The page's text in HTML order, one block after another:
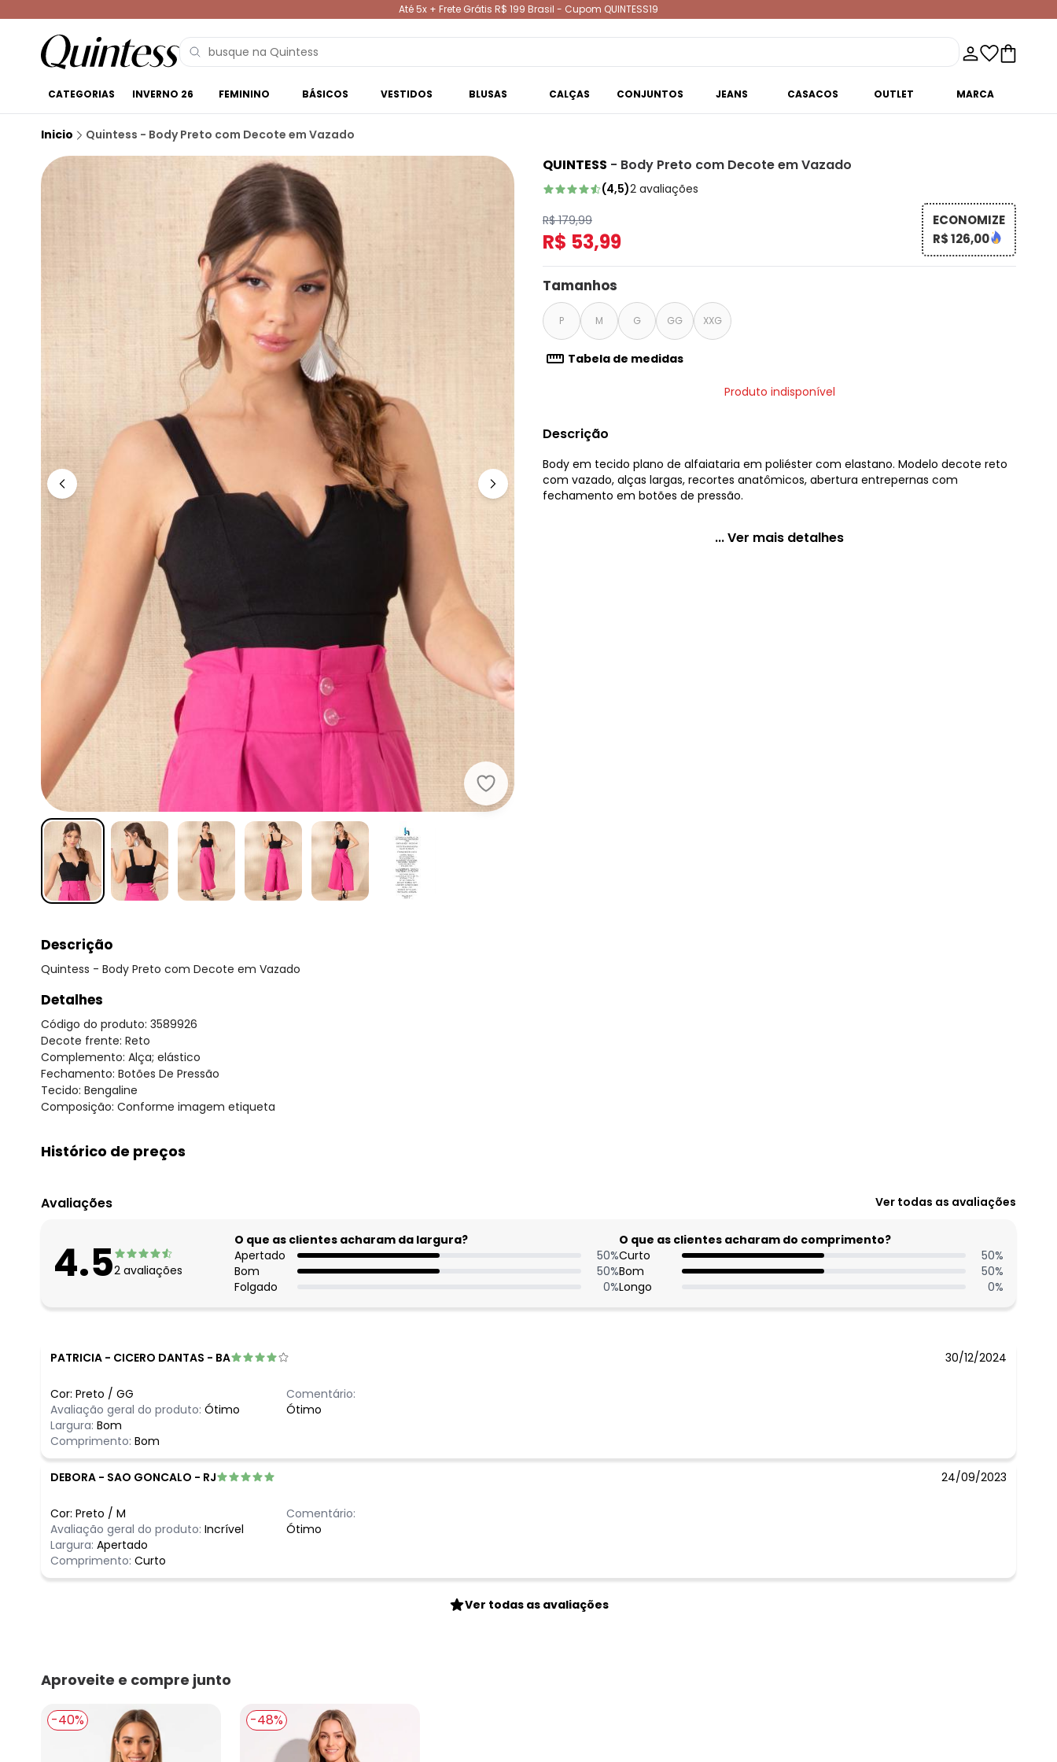
Até 5x + Frete Grátis R$ 199 Brasil - Cupom QUINTESS19
CATEGORIAS INVERNO 26 FEMININO BÁSICOS VESTIDOS BLUSAS CALÇAS CONJUNTOS JEANS CASACOS OUTLET MARCA
Inicio Quintess - Body Preto com Decote em Vazado
Quintess - Body Preto com Decote em Vazado
QUINTESS - Body Preto com Decote em Vazado
(4,5)2 avaliações
R$ 179,99
R$ 53,99
ECONOMIZE
R$ 126,00
Tamanhos
P M G GG XXG
Tabela de medidas
Produto indisponível
Descrição
Body em tecido plano de alfaiataria em poliéster com elastano. Modelo decote reto
com vazado, alças largas, recortes anatômicos, abertura entrepernas com
fechamento em botões de pressão.
... Ver mais detalhes
Descrição
Quintess - Body Preto com Decote em Vazado
Detalhes
Código do produto: 3589926
Decote frente: Reto
Complemento: Alça; elástico
Fechamento: Botões De Pressão
Tecido: Bengaline
Composição: Conforme imagem etiqueta
Histórico de preços
agosto/2026
N/D*
maio/2026 N/D*
abril/2026 N/D*
N/D*
fevereiro/2026 N/D*
Avaliações Ver todas as avaliações
4.52 avaliações
O que as clientes acharam da largura?
Apertado
50%
Bom
50%
Folgado
0%
O que as clientes acharam do comprimento?
Curto
50%
Bom
50%
Longo
0%
PATRICIA - CICERO DANTAS - BA 30/12/2024
Cor: Preto / GG
Avaliação geral do produto: Ótimo
Largura: Bom
Comprimento: Bom
Comentário:
Ótimo
DEBORA - SAO GONCALO - RJ 24/09/2023
Cor: Preto / M
Avaliação geral do produto: Incrível
Largura: Apertado
Comprimento: Curto
Comentário:
Ótimo
Ver todas as avaliações
Aproveite e compre junto
-40% -48%
Telefone